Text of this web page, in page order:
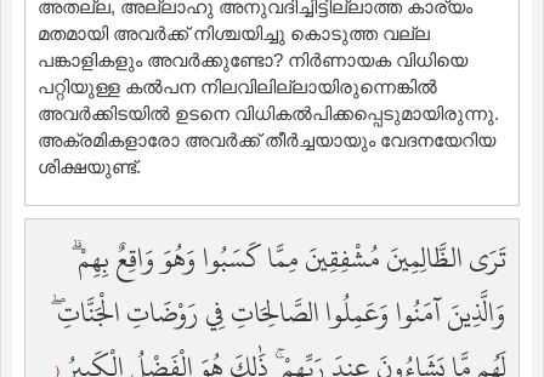
അതല്ല, അല്ലാഹു അനുവദിച്ചിട്ടില്ലാത്ത കാര്യം
മതമായി അവര്‍ക്ക് നിശ്ചയിച്ചു കൊടുത്ത വല്ല
പങ്കാളികളും അവര്‍ക്കുണ്ടോ? നിര്‍ണായക വിധിയെ
പറ്റിയുള്ള കല്‍പന നിലവിലില്ലായിരുന്നെങ്കില്‍
അവര്‍ക്കിടയില്‍ ഉടനെ വിധികല്‍പിക്കപ്പെടുമായിരുന്നു.
അക്രമികളാരോ അവര്‍ക്ക് തീര്‍ച്ചയായും വേദനയേറിയ
ശിക്ഷയുണ്ട്‌.
تَرَى الظَّالِمِينَ مُشْفِقِينَ مِمَّا كَسَبُوا وَهُوَ وَاقِعٌ بِهِمْ ۗ
وَالَّذِينَ آمَنُوا وَعَمِلُوا الصَّالِحَاتِ فِي رَوْضَاتِ الْجَنَّاتِ ۖ
(